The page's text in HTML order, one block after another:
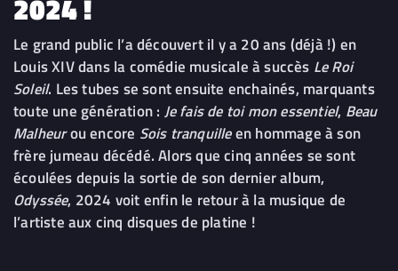
2024 !
Le grand public l’a découvert il y a 20 ans (déjà !) en
Louis XIV dans la comédie musicale à succès Le Roi
Soleil. Les tubes se sont ensuite enchainés, marquants
toute une génération : Je fais de toi mon essentiel, Beau
Malheurou encore Sois tranquilleen hommage à son
frère jumeau décédé. Alors que cinq années se sont
écoulées depuis la sortie de son dernier album,
Odyssée, 2024 voit enfin le retour à la musique de
l’artiste aux cinq disques de platine !